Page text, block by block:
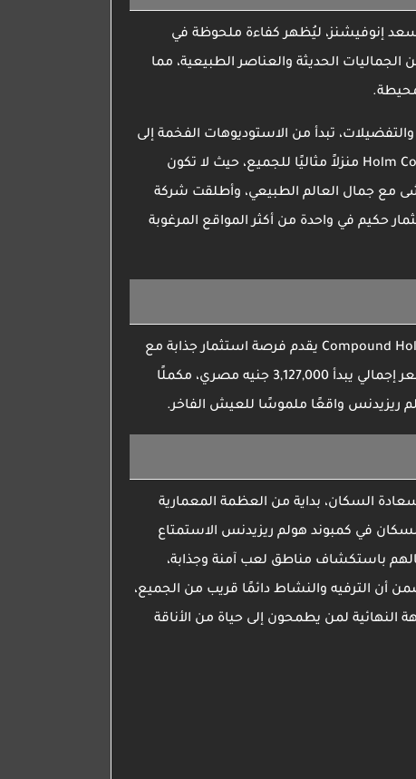
سعد إنوفيشنز، ليُظهر كفاءة ملحوظة في
الجماليات الحديثة والعناصر الطبيعية، مما
تبدأ من الاستوديوهات الفخمة إلى
Holm منزلاً مثاليًا للجميع، حيث لا تكون
جمال العالم الطبيعي، وأطلقت شركة
حكيم في واحدة من أكثر المواقع المرغوبة
Compound يقدم فرصة استثمار جذابة مع
من 59,000 جنيه مصري، مع سعر إجمالي يبدأ 3,127,000 جنيه مصري، مكملًا
ريزيدنس واقعًا ملموسًا للعيش الفاخر.
السكان، بداية من العظمة المعمارية
في كمبوند هولم ريزيدنس الاستمتاع
باستكشاف مناطق لعب آمنة وجذابة،
أن الترفيه والنشاط دائمًا قريب من الجميع،
النهائية لمن يطمحون إلى حياة من الأناقة